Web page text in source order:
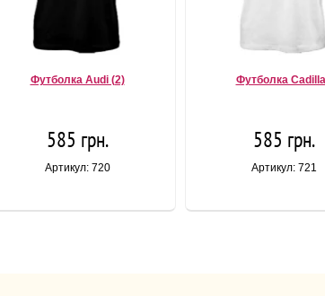
Футболка Audi (2)
585 грн.
Артикул: 720
Футболка
585 грн.
Артикул: 721